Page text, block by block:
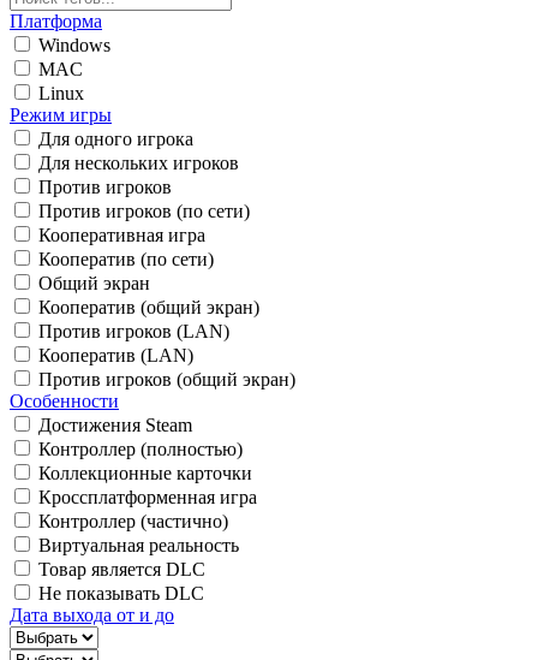
Платформа
Windows
MAC
Linux
Режим игры
Для одного игрока
Для нескольких игроков
Против игроков
Против игроков (по сети)
Кооперативная игра
Кооператив (по сети)
Общий экран
Кооператив (общий экран)
Против игроков (LAN)
Кооператив (LAN)
Против игроков (общий экран)
Особенности
Достижения Steam
Контроллер (полностью)
Коллекционные карточки
Кроссплатформенная игра
Контроллер (частично)
Виртуальная реальность
Товар является DLC
Не показывать DLC
Дата выхода от и до